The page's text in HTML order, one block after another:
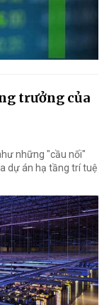
trưởng của
những "cầu nối"
dự án hạ tầng trí tuệ